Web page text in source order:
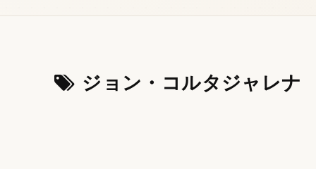
ジョン・コルタジャレナ